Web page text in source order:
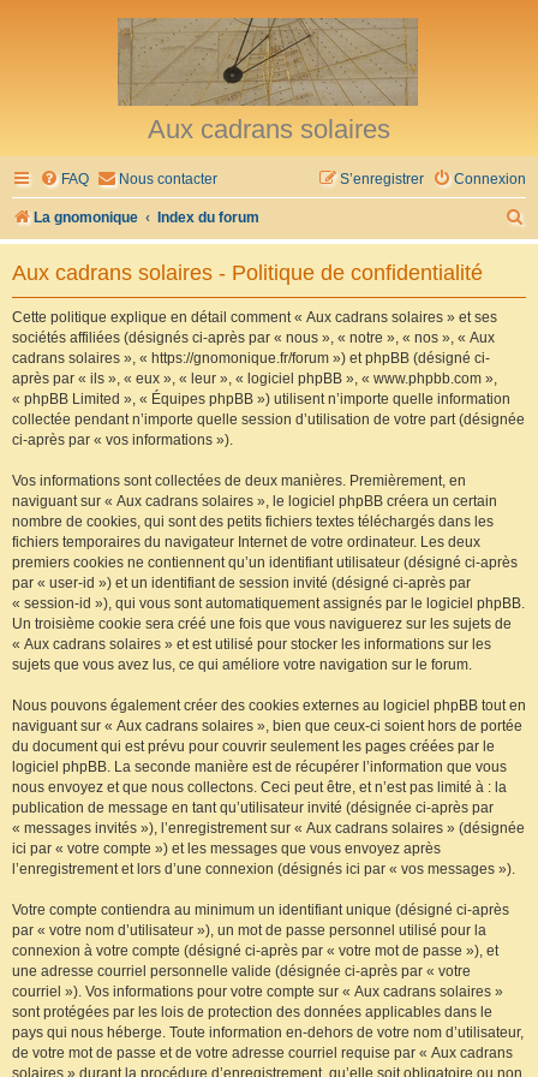
Aux cadrans solaires
FAQ Nous contacter Connexion
S’enregistrer
La gnomonique Index du forum
e
Aux cadrans solaires - Politique de confidentialité
Cette politique explique en détail comment « Aux cadrans solaires » et ses
sociétés affiliées (désignés ci-après par « nous », « notre », « nos », « Aux
cadrans solaires », « https://gnomonique.fr/forum ») et phpBB (désigné ci-
après par « ils », « eux », « leur », « logiciel phpBB », « www.phpbb.com »,
« phpBB Limited », « Équipes phpBB ») utilisent n’importe quelle information
collectée pendant n’importe quelle session d’utilisation de votre part (désignée
ci-après par « vos informations »).
Vos informations sont collectées de deux manières. Premièrement, en
naviguant sur « Aux cadrans solaires », le logiciel phpBB créera un certain
nombre de cookies, qui sont des petits fichiers textes téléchargés dans les
fichiers temporaires du navigateur Internet de votre ordinateur. Les deux
premiers cookies ne contiennent qu’un identifiant utilisateur (désigné ci-après
par « user-id ») et un identifiant de session invité (désigné ci-après par
« session-id »), qui vous sont automatiquement assignés par le logiciel phpBB.
Un troisième cookie sera créé une fois que vous naviguerez sur les sujets de
« Aux cadrans solaires » et est utilisé pour stocker les informations sur les
sujets que vous avez lus, ce qui améliore votre navigation sur le forum.
Nous pouvons également créer des cookies externes au logiciel phpBB tout en
naviguant sur « Aux cadrans solaires », bien que ceux-ci soient hors de portée
du document qui est prévu pour couvrir seulement les pages créées par le
logiciel phpBB. La seconde manière est de récupérer l’information que vous
nous envoyez et que nous collectons. Ceci peut être, et n’est pas limité à : la
publication de message en tant qu’utilisateur invité (désignée ci-après par
« messages invités »), l’enregistrement sur « Aux cadrans solaires » (désignée
ici par « votre compte ») et les messages que vous envoyez après
l’enregistrement et lors d’une connexion (désignés ici par « vos messages »).
Votre compte contiendra au minimum un identifiant unique (désigné ci-après
par « votre nom d’utilisateur »), un mot de passe personnel utilisé pour la
connexion à votre compte (désigné ci-après par « votre mot de passe »), et
une adresse courriel personnelle valide (désignée ci-après par « votre
courriel »). Vos informations pour votre compte sur « Aux cadrans solaires »
sont protégées par les lois de protection des données applicables dans le
pays qui nous héberge. Toute information en-dehors de votre nom d’utilisateur,
de votre mot de passe et de votre adresse courriel requise par « Aux cadrans